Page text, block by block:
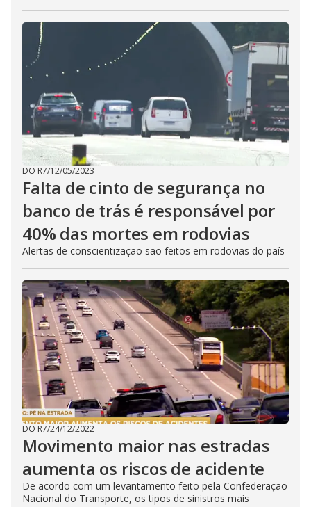
DO R7/12/05/2023
Falta de cinto de segurança no
banco de trás é responsável por
40% das mortes em rodovias
Alertas de conscientização são feitos em rodovias do país
DO R7/24/12/2022
Movimento maior nas estradas
aumenta os riscos de acidente
De acordo com um levantamento feito pela Confederação
Nacional do Transporte, os tipos de sinistros mais